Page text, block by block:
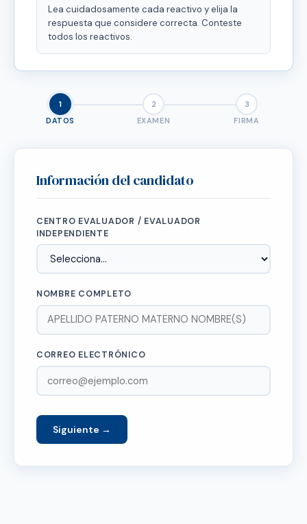
Lea cuidadosamente cada reactivo y elija la
respuesta que considere correcta. Conteste
todos los reactivos.
1
DATOS
2
EXAMEN
3
FIRMA
Información del candidato
CENTRO EVALUADOR / EVALUADOR
INDEPENDIENTE
NOMBRE COMPLETO
CORREO ELECTRÓNICO
Siguiente →